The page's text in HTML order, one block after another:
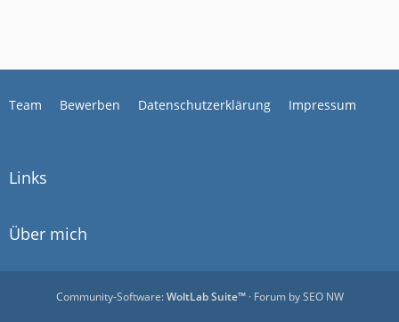
Team Bewerben Datenschutzerklärung Impressum
Links
Über mich
Community-Software:WoltLab Suite™· Forum bySEO NW